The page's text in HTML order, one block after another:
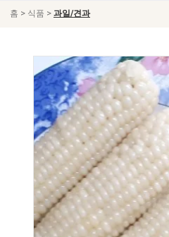
홈 > 식품 > 과일/견과